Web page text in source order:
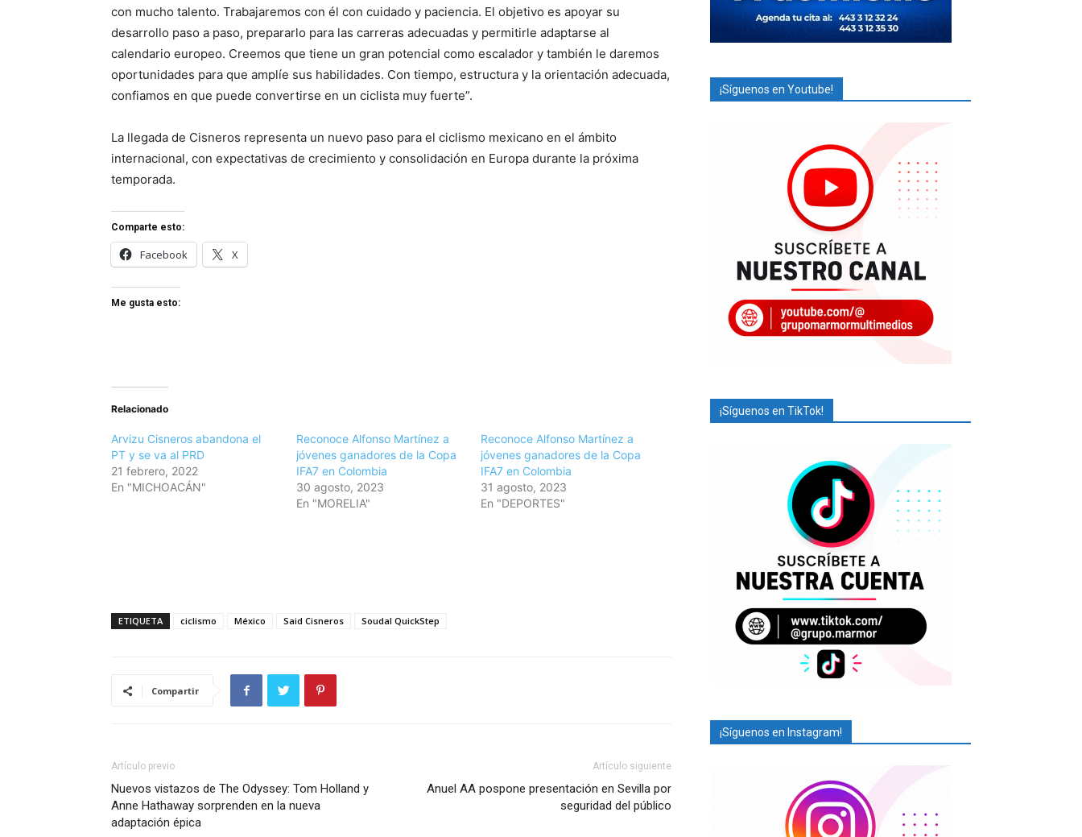
con mucho talento. Trabajaremos con él con cuidado y paciencia. El objetivo es apoyar su
desarrollo paso a paso, prepararlo para las carreras adecuadas y permitirle adaptarse al
calendario europeo. Creemos que tiene un gran potencial como escalador y también le daremos
oportunidades para que amplíe sus habilidades. Con tiempo, estructura y la orientación adecuada,
confiamos en que puede convertirse en un ciclista muy fuerte”.
La llegada de Cisneros representa un nuevo paso para el ciclismo mexicano en el ámbito
internacional, con expectativas de crecimiento y consolidación en Europa durante la próxima
temporada.
Comparte esto:
Facebook X
Me gusta esto:
Relacionado
Arvizu Cisneros abandona el
PT y se va al PRD
21 febrero, 2022
En "MICHOACÁN"
Reconoce Alfonso Martínez a
jóvenes ganadores de la Copa
IFA7 en Colombia
30 agosto, 2023
En "MORELIA"
Reconoce Alfonso Martínez a
jóvenes ganadores de la Copa
IFA7 en Colombia
31 agosto, 2023
En "DEPORTES"
ETIQUETA ciclismo México Said Cisneros Soudal QuickStep
Compartir
Artículo previo
Nuevos vistazos de The Odyssey: Tom Holland y
Anne Hathaway sorprenden en la nueva
adaptación épica
Artículo siguiente
Anuel AA pospone presentación en Sevilla por
seguridad del público
¡Síguenos en Youtube!
¡Síguenos en TikTok!
¡Síguenos en Instagram!